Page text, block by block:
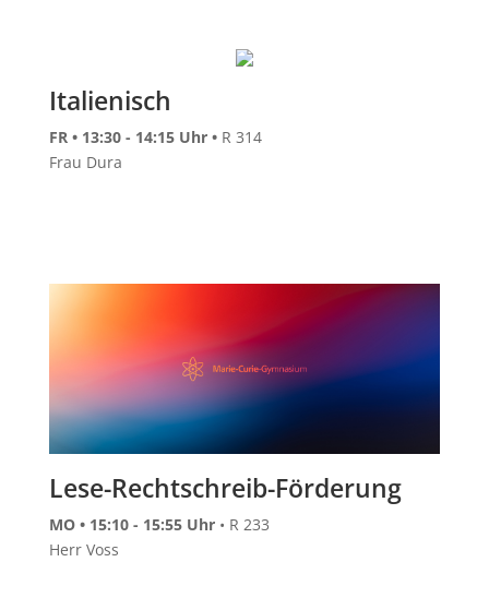
Italienisch
FR • 13:30 - 14:15 Uhr • R 314
Frau Dura
Lese-Rechtschreib-Förderung
MO • 15:10 - 15:55 Uhr • R 233
Herr Voss